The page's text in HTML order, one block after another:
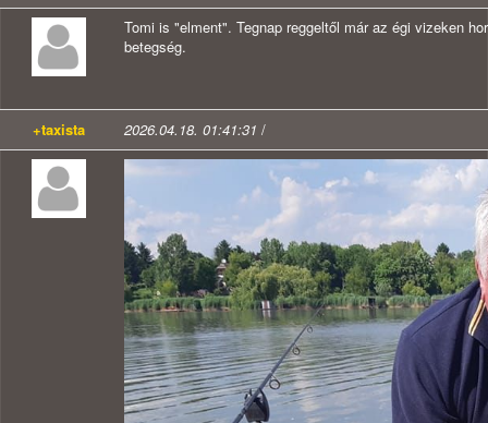
Tomi is "elment". Tegnap reggeltől már az égi vizeken
betegség.
+taxista 2026.04.18. 01:41:31 /